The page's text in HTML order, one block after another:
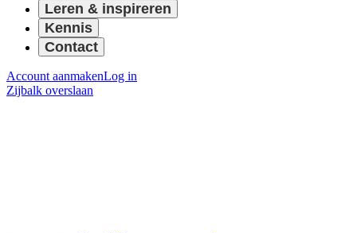
Leren & inspireren
Kennis
Contact
Account aanmakenLog in
Zijbalk overslaan